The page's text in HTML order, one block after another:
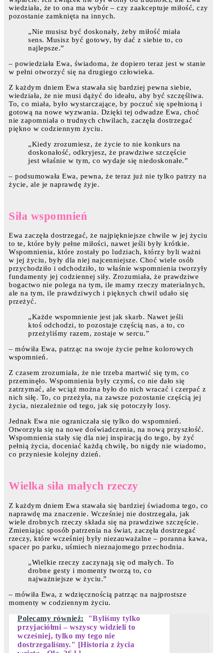
wiedziała, że to ona ma wybór – czy zaakceptuje miłość, czy
pozostanie zamknięta na innych.
„Nie musisz być doskonały, żeby miłość miała
sens. Musisz być gotowy, by dać z siebie to, co
najlepsze.”
– powiedziała Ewa, świadoma, że dopiero teraz jest w stanie
w pełni otworzyć się na drugiego człowieka.
Z każdym dniem Ewa stawała się bardziej pewna siebie,
wiedziała, że nie musi dążyć do ideału, aby być szczęśliwa.
To, co miała, było wystarczające, by poczuć się spełnioną i
gotową na nowe wyzwania. Dzięki tej odwadze Ewa, choć
nie zapomniała o trudnych chwilach, zaczęła dostrzegać
piękno w codziennym życiu.
„Kiedy zrozumiesz, że życie to nie konkurs na
doskonałość, odkryjesz, że prawdziwe szczęście
jest właśnie w tym, co wydaje się niedoskonałe.”
– podsumowała Ewa, pewna, że teraz już nie tylko patrzy na
życie, ale je naprawdę żyje.
Siła wspomnień
Ewa zaczęła dostrzegać, że najpiękniejsze chwile w jej życiu
to te, które były pełne miłości, nawet jeśli były krótkie.
Wspomnienia, które zostały po ludziach, którzy byli ważni
w jej życiu, były dla niej najcenniejsze. Choć wiele osób
przychodziło i odchodziło, to właśnie wspomnienia tworzyły
fundamenty jej codziennej siły. Zrozumiała, że prawdziwe
bogactwo nie polega na tym, ile mamy rzeczy materialnych,
ale na tym, ile prawdziwych i pięknych chwil udało się
przeżyć.
„Każde wspomnienie jest jak skarb. Nawet jeśli
ktoś odchodzi, to pozostaje częścią nas, a to, co
przeżyliśmy razem, zostaje w sercu.”
– mówiła Ewa, patrząc na swoje życie pełne kolorowych
wspomnień.
Z czasem zrozumiała, że nie trzeba martwić się tym, co
przeminęło. Wspomnienia były czymś, co nie dało się
zatrzymać, ale wciąż można było do nich wracać i czerpać z
nich siłę. To, co przeżyła, na zawsze pozostanie częścią jej
życia, niezależnie od tego, jak się potoczyły losy.
Jednak Ewa nie ograniczała się tylko do wspomnień.
Otworzyła się na nowe doświadczenia, na nową przyszłość.
Wspomnienia stały się dla niej inspiracją do tego, by żyć
pełnią życia, doceniać każdą chwilę, bo nigdy nie wiadomo,
co przyniesie kolejny dzień.
Wielka siła małych rzeczy
Z każdym dniem Ewa stawała się bardziej świadoma tego, co
naprawdę ma znaczenie. Wcześniej nie dostrzegała, jak
wiele drobnych rzeczy składa się na prawdziwe szczęście.
Zmieniając sposób patrzenia na świat, zaczęła dostrzegać
rzeczy, które wcześniej były niezauważalne – poranna kawa,
spacer po parku, uśmiech nieznajomego przechodnia.
„Wielkie rzeczy zaczynają się od małych. To
drobne gesty i momenty tworzą to, co
najważniejsze w życiu.”
– mówiła Ewa, z wdzięcznością patrząc na najprostsze
momenty w codziennym życiu.
Polecamy również:
"Byliśmy tylko
przyjaciółmi – wszyscy widzieli to
wcześniej, tylko my tego nie
dostrzegaliśmy." [Historia z życia